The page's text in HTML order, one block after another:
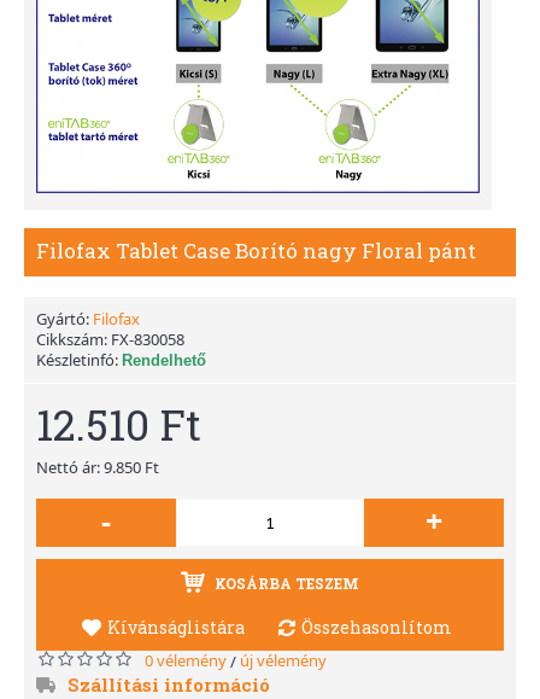
Filofax Tablet Case Borító nagy Floral pánt
Gyártó: Filofax
Cikkszám: FX-830058
Készletinfó: Rendelhető
12.510 Ft
Nettó ár: 9.850 Ft
- +
KOSÁRBA TESZEM
Kívánságlistára Összehasonlítom
0 vélemény/ új vélemény
Szállítási információ